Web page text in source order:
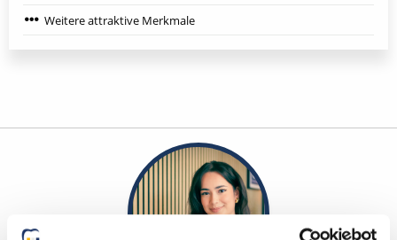
Weitere attraktive Merkmale